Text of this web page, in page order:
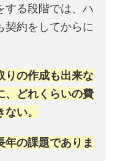
する段階では、ハ
契約をしてからに
りの作成も出来な
、どれくらいの費
い。
年の課題でありま